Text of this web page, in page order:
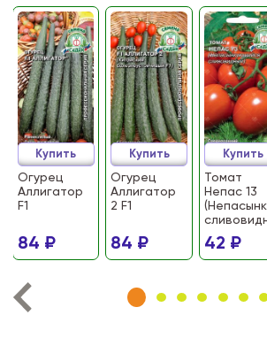
Огурец
Аллигатор
F1
84 ₽
Купить
Огурец
Аллигатор
2 F1
84 ₽
Купить
Томат
Непас 13
42 ₽
Купить